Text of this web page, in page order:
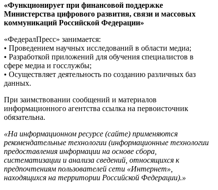
«Функционирует при финансовой поддержке
Министерства цифрового развития, связи и массовых
коммуникаций Российской Федерации»
«ФедералПресс» занимается:
• Проведением научных исследований в области медиа;
• Разработкой приложений для обучения специалистов в
сфере медиа и госслужбы;
• Осуществляет деятельность по созданию различных баз
данных.
При заимствовании сообщений и материалов
информационного агентства ссылка на первоисточник
обязательна.
«На информационном ресурсе (сайте) применяются
рекомендательные технологии (информационные технологии
предоставления информации на основе сбора,
систематизации и анализа сведений, относящихся к
предпочтениям пользователей сети «Интернет»,
находящихся на территории Российской Федерации).»